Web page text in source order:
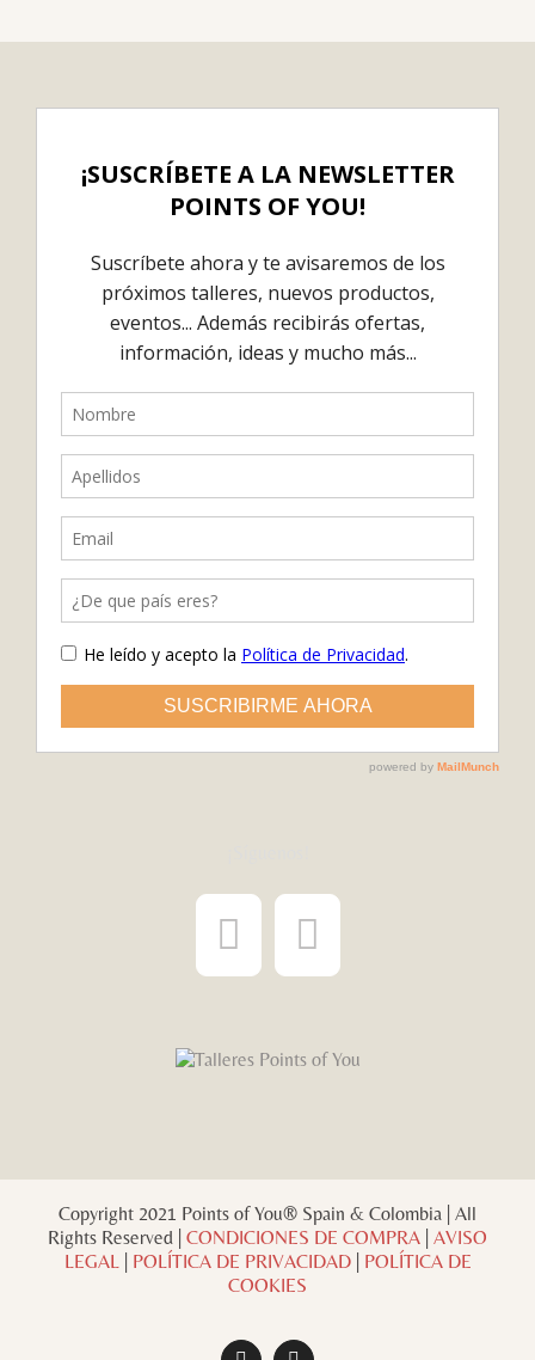
Copyright 2021 Points of You® Spain & Colombia | All
Rights Reserved | CONDICIONES DE COMPRA AVISO
LEGAL| POLÍTICA DE PRIVACIDAD| POLÍTICA DE
COOKIES